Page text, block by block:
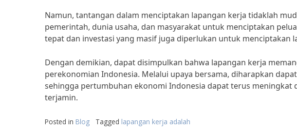
Namun, tantangan dalam menciptakan lapangan kerja tidaklah
pemerintah, dunia usaha, dan masyarakat untuk menciptakan
tepat dan investasi yang masif juga diperlukan untuk menciptakan
Dengan demikian, dapat disimpulkan bahwa lapangan kerja
perekonomian Indonesia. Melalui upaya bersama, diharapkan
sehingga pertumbuhan ekonomi Indonesia dapat terus meningkat
terjamin.
Posted in Blog Tagged lapangan kerja adalah